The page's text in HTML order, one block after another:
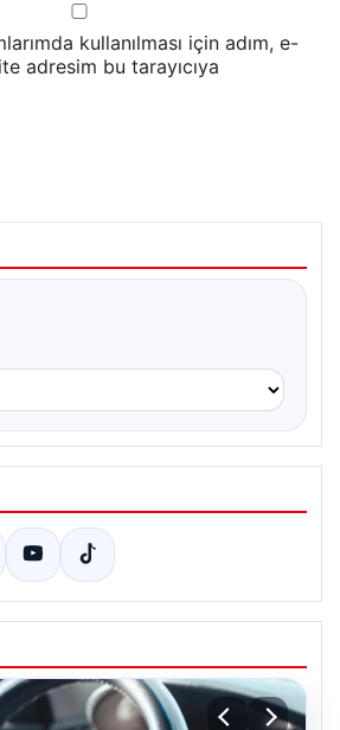
kullanılması için adım, e-
adresim bu tarayıcıya